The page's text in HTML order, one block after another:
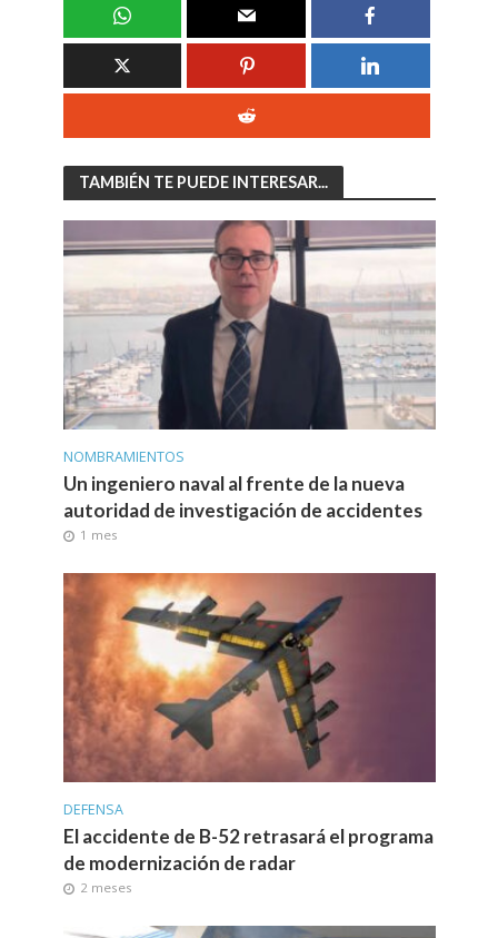
TAMBIÉN TE PUEDE INTERESAR...
NOMBRAMIENTOS
Un ingeniero naval al frente de la nueva
autoridad de investigación de accidentes
1 mes
DEFENSA
El accidente de B-52 retrasará el programa
de modernización de radar
2 meses